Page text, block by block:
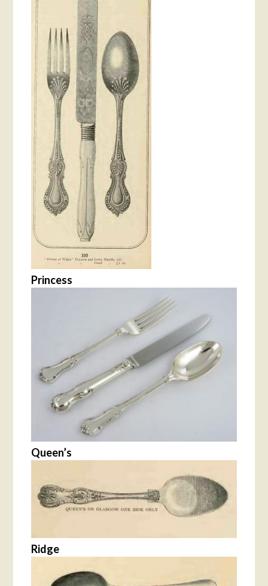
Princess
Queen’s
Ridge